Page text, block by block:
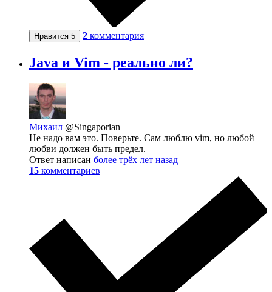
Нравится 5 2 комментария
Java и Vim - реально ли?
Михаил @Singaporian
Не надо вам это. Поверьте. Сам люблю vim, но любой
любви должен быть предел.
Ответ написан более трёх лет назад
15 комментариев